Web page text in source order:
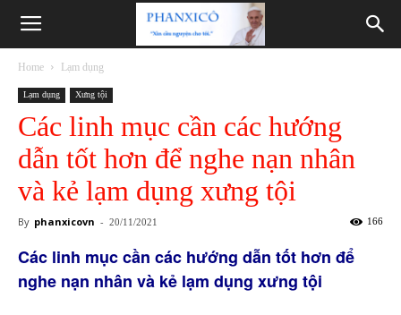
Phanxicô
Home Lạm dụng
Lạm dụng Xưng tội
Các linh mục cần các hướng
dẫn tốt hơn để nghe nạn nhân
và kẻ lạm dụng xưng tội
By phanxicovn - 20/11/2021 166
Các linh mục cần các hướng dẫn tốt hơn để
nghe nạn nhân và kẻ lạm dụng xưng tội